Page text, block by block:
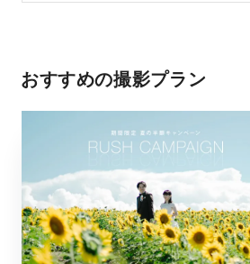
おすすめの撮影プラン